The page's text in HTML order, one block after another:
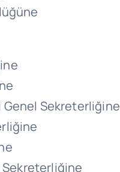
Genel Sekreterliğine
Sekreterliğine